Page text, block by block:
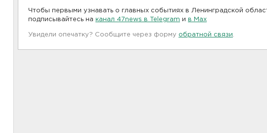
Чтобы первыми узнавать о главных событиях в Ленинградской
подписывайтесь на канал 47news в Telegram и в Maх
Увидели опечатку? Сообщите через форму обратной связи